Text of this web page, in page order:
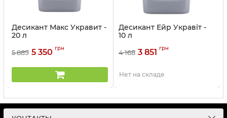
Десикант Макс Укравит -
20 л
5 889 5 350 грн
Десикант Ейр Укравіт -
10 л
4 168 3 851 грн
Нет на складе